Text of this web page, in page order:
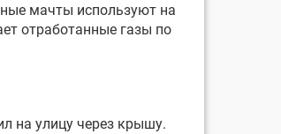
мачты используют на
отработанные газы по
на улицу через крышу.